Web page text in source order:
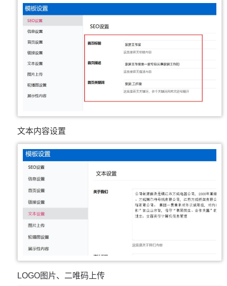
文本内容设置
LOGO图片、二唯码上传